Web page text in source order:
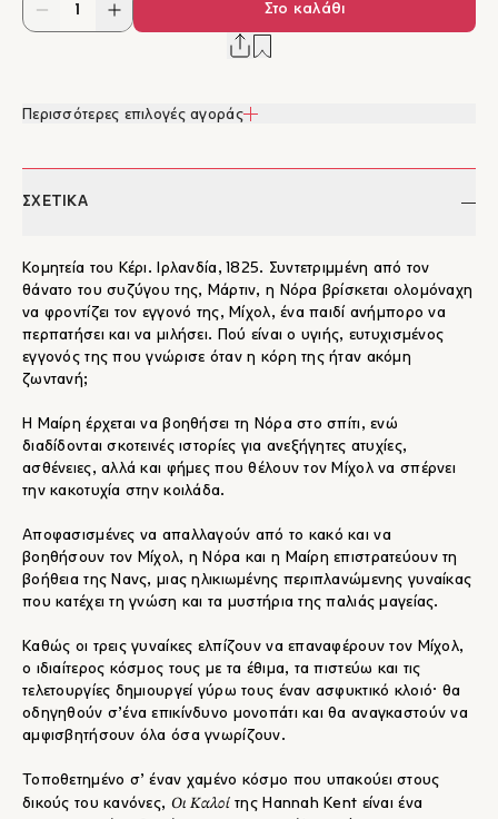
Στο καλάθι
Περισσότερες επιλογές αγοράς
ΣΧΕΤΙΚΑ
Κομητεία του Κέρι. Ιρλανδία, 1825. Συντετριμμένη από τον
θάνατο του συζύγου της, Μάρτιν, η Νόρα βρίσκεται ολομόναχη
να φροντίζει τον εγγονό της, Μίχολ, ένα παιδί ανήμπορο να
περπατήσει και να μιλήσει. Πού είναι ο υγιής, ευτυχισμένος
εγγονός της που γνώρισε όταν η κόρη της ήταν ακόμη
ζωντανή;
Η Μαίρη έρχεται να βοηθήσει τη Νόρα στο σπίτι, ενώ
διαδίδονται σκοτεινές ιστορίες για ανεξήγητες ατυχίες,
ασθένειες, αλλά και φήμες που θέλουν τον Μίχολ να σπέρνει
την κακοτυχία στην κοιλάδα.
Αποφασισμένες να απαλλαγούν από το κακό και να
βοηθήσουν τον Μίχολ, η Νόρα και η Μαίρη επιστρατεύουν τη
βοήθεια της Νανς, μιας ηλικιωμένης περιπλανώμενης γυναίκας
που κατέχει τη γνώση και τα μυστήρια της παλιάς μαγείας.
Καθώς οι τρεις γυναίκες ελπίζουν να επαναφέρουν τον Μίχολ,
ο ιδιαίτερος κόσμος τους με τα έθιμα, τα πιστεύω και τις
τελετουργίες δημιουργεί γύρω τους έναν ασφυκτικό κλοιό· θα
οδηγηθούν σ’ένα επικίνδυνο μονοπάτι και θα αναγκαστούν να
αμφισβητήσουν όλα όσα γνωρίζουν.
Τοποθετημένο σ’ έναν χαμένο κόσμο που υπακούει στους
δικούς του κανόνες, Οι Καλοίτης Hannah Kent είναι ένα